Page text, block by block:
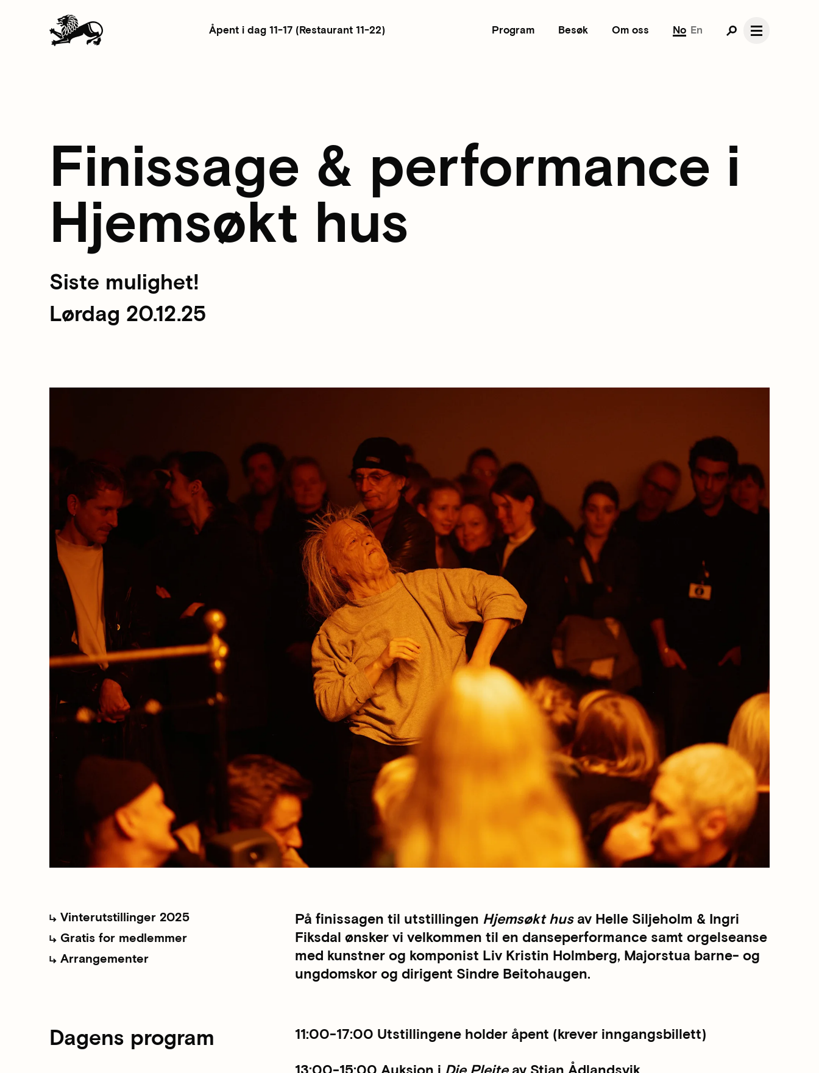
Åpent i dag 11-17 (Restaurant 11-22) Program Besøk Om oss No En
Finissage & performance i
Hjemsøkt hus
Siste mulighet!
Lørdag 20.12.25
Vinterutstillinger 2025
Gratis for medlemmer
Arrangementer
På finissagen til utstillingen Hjemsøkt husav Helle Siljeholm & Ingri
Fiksdal ønsker vi velkommen til en danseperformance samt orgelseanse
med kunstner og komponist Liv Kristin Holmberg, Majorstua barne- og
ungdomskor og dirigent Sindre Beitohaugen.
Dagens program
11:00-17:00 Utstillingene holder åpent (krever inngangsbillett)